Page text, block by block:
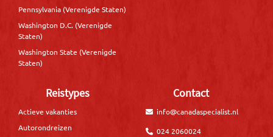
Pennsylvania (Verenigde Staten)
Washington D.C. (Verenigde
Staten)
Washington State (Verenigde
Staten)
Reistypes
Actieve vakanties
Autorondreizen
Contact
info@canadaspecialist.nl
024 2060024